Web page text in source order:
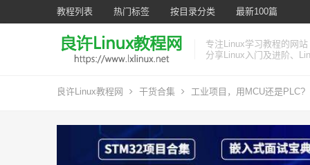
教程列表 热门标签 按目录分类 最新100篇
专注Linux学习教程的网站
分享Linux入门及进阶、
良许Linux教程网 干货合集 工业项目，用MCU还是PLC?